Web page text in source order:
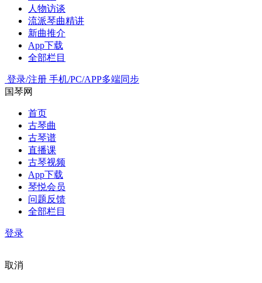
人物访谈
流派琴曲精讲
新曲推介
App下载
全部栏目
登录/注册 手机/PC/APP多端同步
国琴网
首页
古琴曲
古琴谱
直播课
古琴视频
App下载
琴悦会员
问题反馈
全部栏目
登录
取消